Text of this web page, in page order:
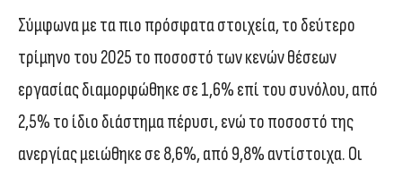
Σύμφωνα με τα πιο πρόσφατα στοιχεία, το δεύτερο
τρίμηνο του 2025 το ποσοστό των κενών θέσεων
εργασίας διαμορφώθηκε σε 1,6% επί του συνόλου, από
2,5% το ίδιο διάστημα πέρυσι, ενώ το ποσοστό της
ανεργίας μειώθηκε σε 8,6%, από 9,8% αντίστοιχα. Οι